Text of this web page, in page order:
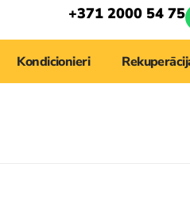
+371 2000 54 75
Kondicionieri